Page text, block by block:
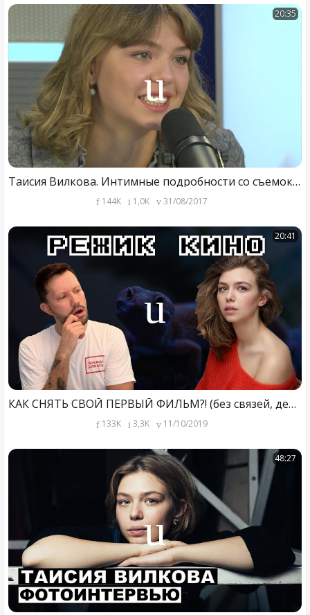
20:35
Таисия Вилкова. Интимные подробности со съемок фильма «Гоголь.Начало»
144K 1,0K 31/08/2017
20:41
КАК СНЯТЬ СВОЙ ПЕРВЫЙ ФИЛЬМ?! (без связей, денег, опыта) Рассказ "кино-самозванца"
133K 3,3K 11/10/2019
48:27